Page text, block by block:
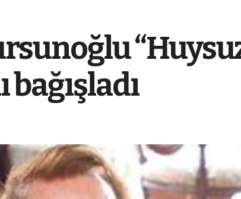
bağışladı